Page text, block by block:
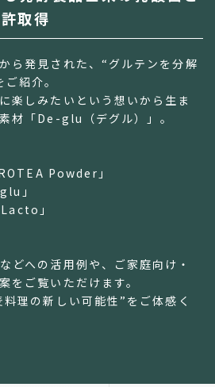
取得
ら発見された、“グルテンを分解
紹介。
楽しみたいという想いから生ま
材「De-glu（デグル）」。
Powder」
」
」
どへの活用例や、ご家庭向け・
をご覧いただけます。
理の新しい可能性”をご体感く